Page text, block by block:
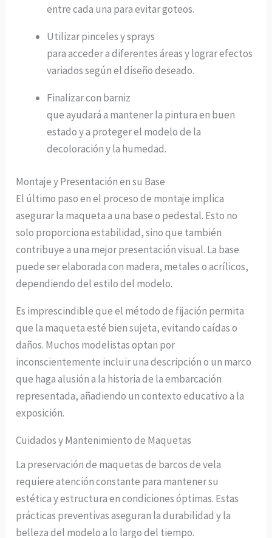
entre cada una para evitar goteos.
Utilizar pinceles y sprays
para acceder a diferentes áreas y lograr efectos
variados según el diseño deseado.
Finalizar con barniz
que ayudará a mantener la pintura en buen
estado y a proteger el modelo de la
decoloración y la humedad.
Montaje y Presentación en su Base
El último paso en el proceso de montaje implica
asegurar la maqueta a una base o pedestal. Esto no
solo proporciona estabilidad, sino que también
contribuye a una mejor presentación visual. La base
puede ser elaborada con madera, metales o acrílicos,
dependiendo del estilo del modelo.
Es imprescindible que el método de fijación permita
que la maqueta esté bien sujeta, evitando caídas o
daños. Muchos modelistas optan por
inconscientemente incluir una descripción o un marco
que haga alusión a la historia de la embarcación
representada, añadiendo un contexto educativo a la
exposición.
Cuidados y Mantenimiento de Maquetas
La preservación de maquetas de barcos de vela
requiere atención constante para mantener su
estética y estructura en condiciones óptimas. Estas
prácticas preventivas aseguran la durabilidad y la
belleza del modelo a lo largo del tiempo.